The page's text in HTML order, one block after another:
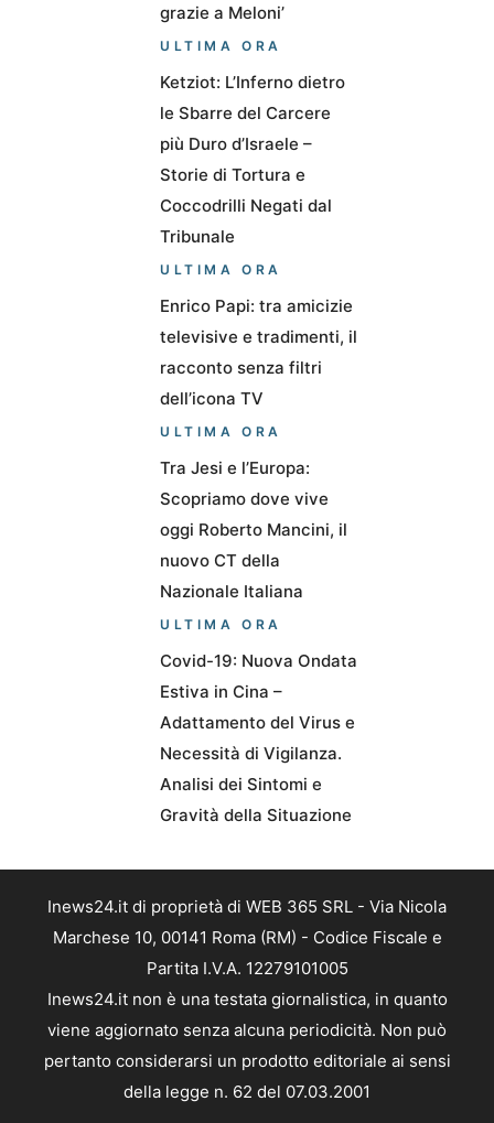
grazie a Meloni’
ULTIMA ORA
Ketziot: L’Inferno dietro
le Sbarre del Carcere
più Duro d’Israele –
Storie di Tortura e
Coccodrilli Negati dal
Tribunale
ULTIMA ORA
Enrico Papi: tra amicizie
televisive e tradimenti, il
racconto senza filtri
dell’icona TV
ULTIMA ORA
Tra Jesi e l’Europa:
Scopriamo dove vive
oggi Roberto Mancini, il
nuovo CT della
Nazionale Italiana
ULTIMA ORA
Covid-19: Nuova Ondata
Estiva in Cina –
Adattamento del Virus e
Necessità di Vigilanza.
Analisi dei Sintomi e
Gravità della Situazione
Inews24.it di proprietà di WEB 365 SRL - Via Nicola
Marchese 10, 00141 Roma (RM) - Codice Fiscale e
Partita I.V.A. 12279101005
Inews24.it non è una testata giornalistica, in quanto
viene aggiornato senza alcuna periodicità. Non può
pertanto considerarsi un prodotto editoriale ai sensi
della legge n. 62 del 07.03.2001